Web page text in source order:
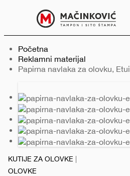
Početna
Reklamni materijal
Trenutno:
Papirna navlaka za olovku, Etui
Prethodni
slajd
Sledeći
slajd
KUTIJE ZA OLOVKE
OLOVKE